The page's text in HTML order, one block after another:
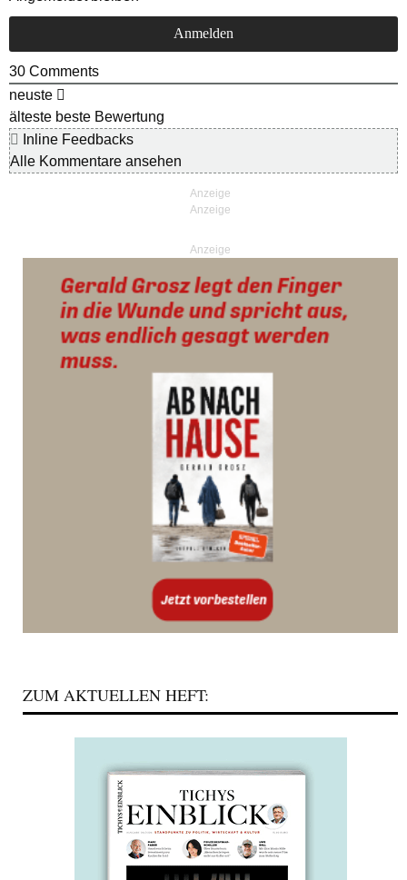
30 Comments
neuste
älteste beste Bewertung
Inline Feedbacks
Alle Kommentare ansehen
Anzeige
ZUM AKTUELLEN HEFT: